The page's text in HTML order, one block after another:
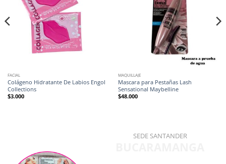
FACIAL
Colágeno Hidratante De Labios Engol
Collections
$3.000
MAQUILLAJE
Mascara para Pestañas Lash
Sensational Maybelline
$48.000
SEDE SANTANDER